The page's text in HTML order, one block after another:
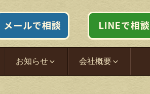
お知らせ 会社概要